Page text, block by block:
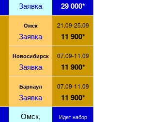
Заявка 29 000*
Омск
Заявка
21.09-25.09
11 900*
Новосибирск
Заявка
07.09-11.09
11 900*
Барнаул
Заявка
07.09-11.09
11 900*
Омск, Идет набор